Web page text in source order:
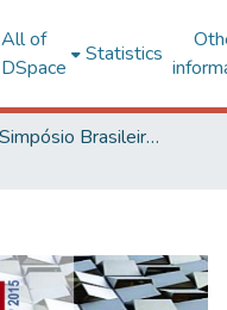
All of
DSpace
Statistics
SBQP - Simpósio Brasileiro de Qualidade do Projeto no Ambiente Construído